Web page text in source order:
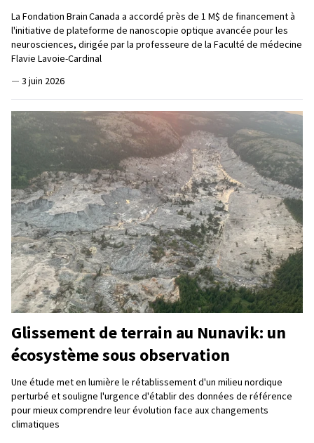
La Fondation Brain Canada a accordé près de 1 M$ de financement à
l'initiative de plateforme de nanoscopie optique avancée pour les
neurosciences, dirigée par la professeure de la Faculté de médecine
Flavie Lavoie-Cardinal
— 3 juin 2026
Glissement de terrain au Nunavik: un
écosystème sous observation
Une étude met en lumière le rétablissement d'un milieu nordique
perturbé et souligne l'urgence d'établir des données de référence
pour mieux comprendre leur évolution face aux changements
climatiques